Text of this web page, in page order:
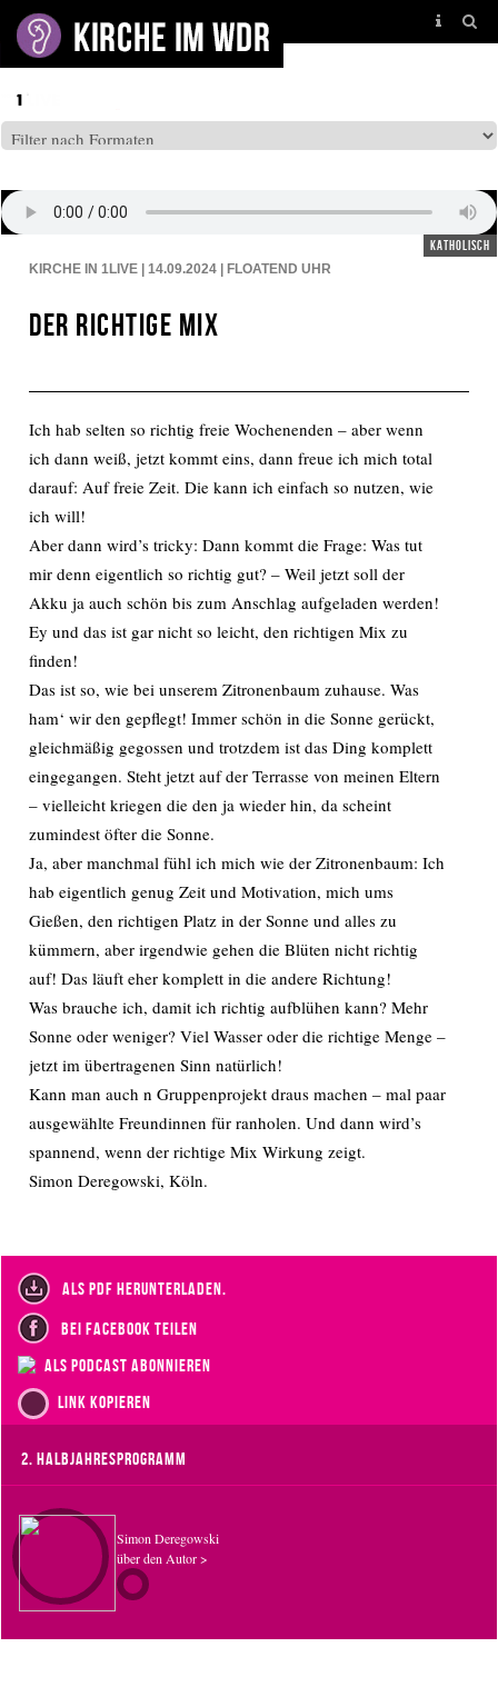
katholisch
KIRCHE IN 1LIVE | 14.09.2024 | FLOATEND UHR
Der richtige Mix
Ich hab selten so richtig freie Wochenenden – aber wenn
ich dann weiß, jetzt kommt eins, dann freue ich mich total
darauf: Auf freie Zeit. Die kann ich einfach so nutzen, wie
ich will!
Aber dann wird’s tricky: Dann kommt die Frage: Was tut
mir denn eigentlich so richtig gut? – Weil jetzt soll der
Akku ja auch schön bis zum Anschlag aufgeladen werden!
Ey und das ist gar nicht so leicht, den richtigen Mix zu
finden!
Das ist so, wie bei unserem Zitronenbaum zuhause. Was
ham‘ wir den gepflegt! Immer schön in die Sonne gerückt,
gleichmäßig gegossen und trotzdem ist das Ding komplett
eingegangen. Steht jetzt auf der Terrasse von meinen Eltern
– vielleicht kriegen die den ja wieder hin, da scheint
zumindest öfter die Sonne.
Ja, aber manchmal fühl ich mich wie der Zitronenbaum: Ich
hab eigentlich genug Zeit und Motivation, mich ums
Gießen, den richtigen Platz in der Sonne und alles zu
kümmern, aber irgendwie gehen die Blüten nicht richtig
auf! Das läuft eher komplett in die andere Richtung!
Was brauche ich, damit ich richtig aufblühen kann? Mehr
Sonne oder weniger? Viel Wasser oder die richtige Menge –
jetzt im übertragenen Sinn natürlich!
Kann man auch n Gruppenprojekt draus machen – mal paar
ausgewählte Freundinnen für ranholen. Und dann wird’s
spannend, wenn der richtige Mix Wirkung zeigt.
Simon Deregowski, Köln.
als PDF herunterladen.
bei Facebook teilen
als Podcast abonnieren
Link kopieren
2. Halbjahresprogramm
Simon Deregowski
über den Autor >